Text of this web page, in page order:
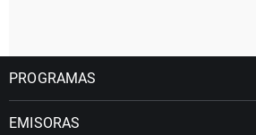
PROGRAMAS
EMISORAS